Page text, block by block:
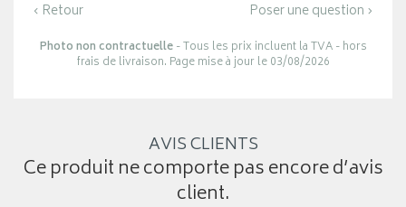
‹ Retour Poser une question ›
Photo non contractuelle- Tous les prix incluent la TVA - hors
frais de livraison. Page mise à jour le 03/08/2026
AVIS CLIENTS
Ce produit ne comporte pas encore d’avis
client.